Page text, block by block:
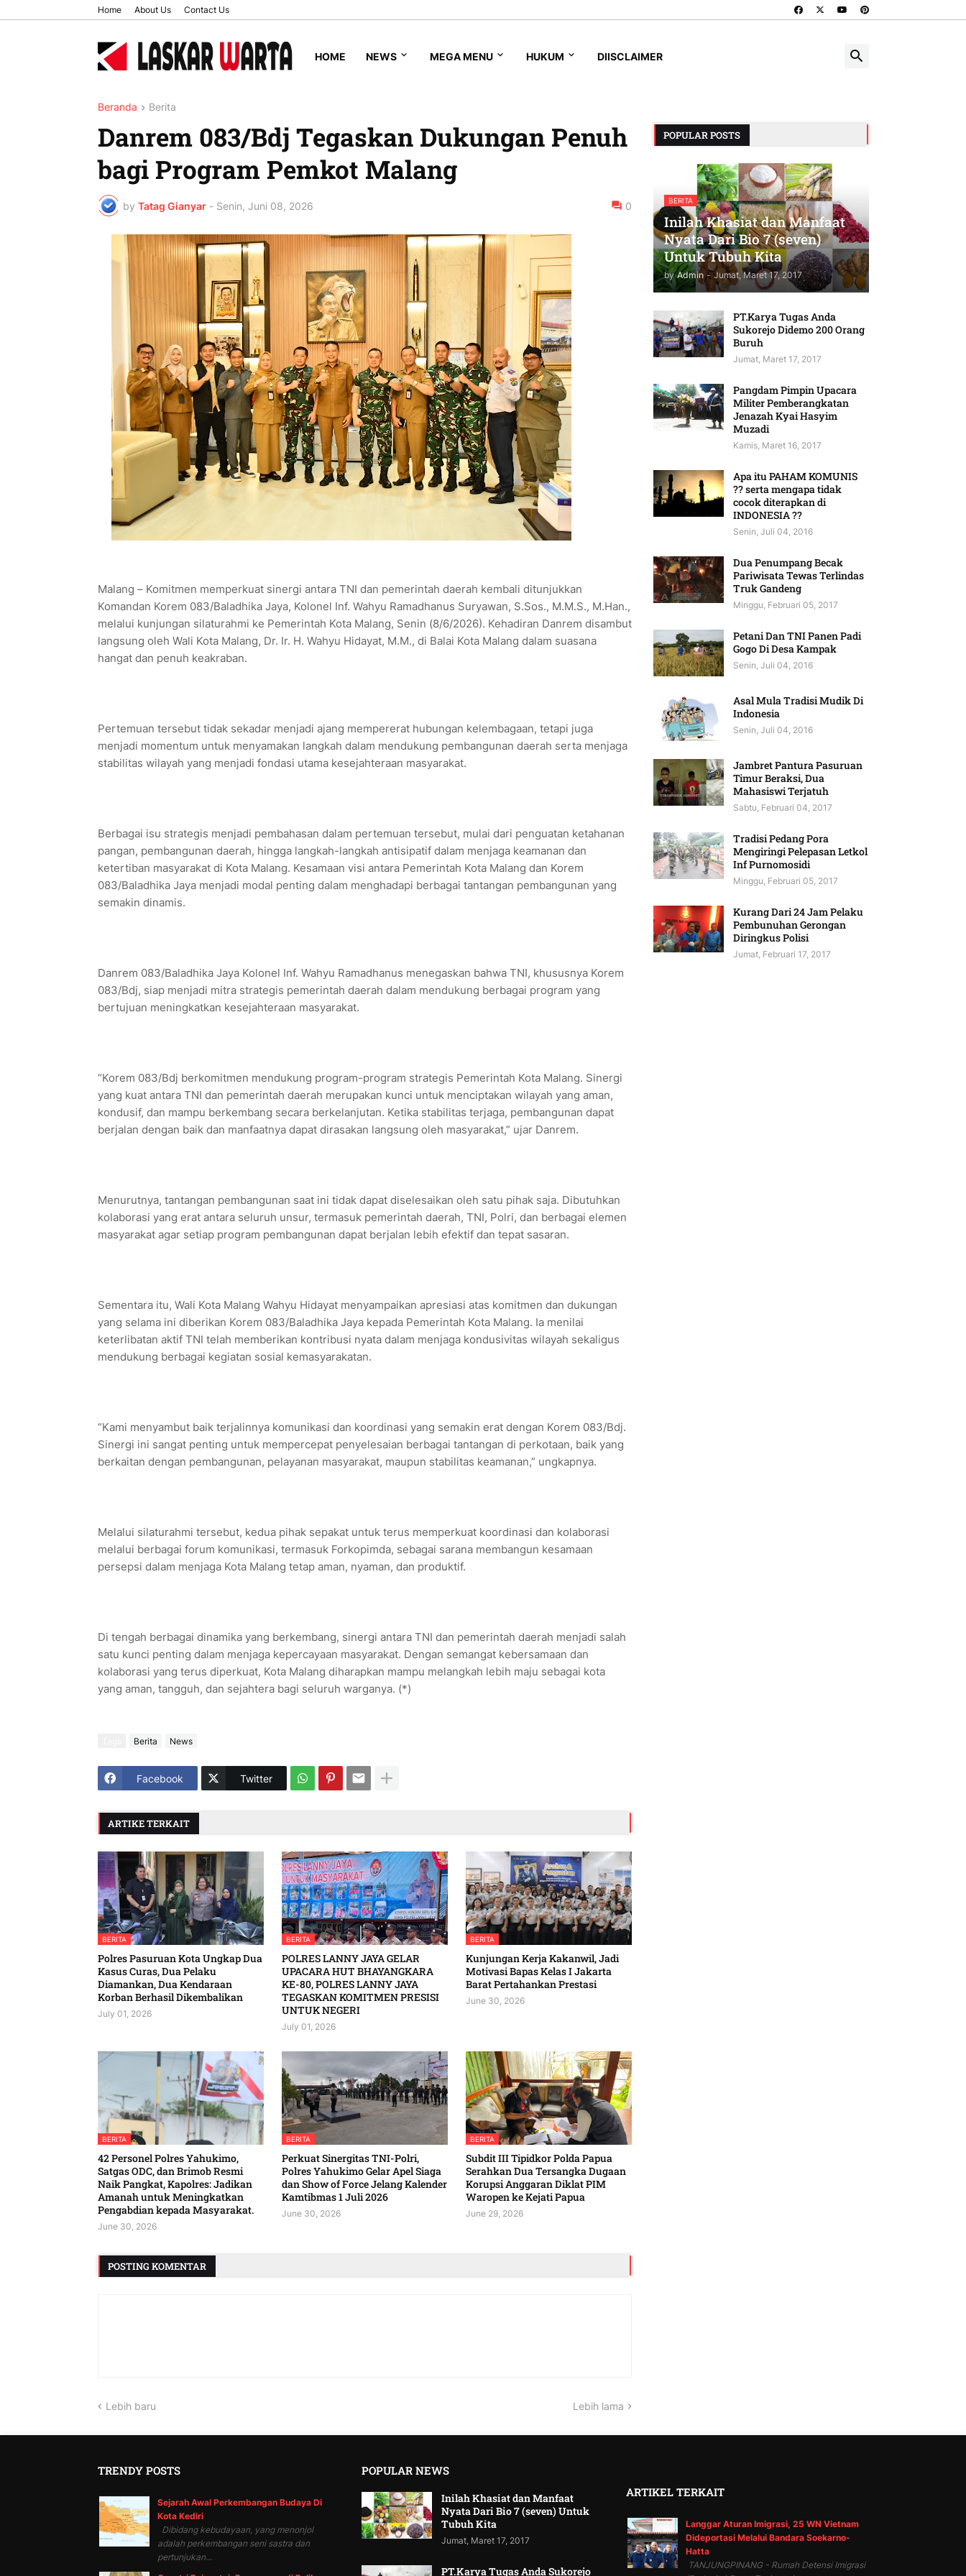
Home About Us Contact Us
HOME NEWS MEGA MENU HUKUM DIISCLAIMER
Beranda Berita
Danrem 083/Bdj Tegaskan Dukungan Penuh
bagi Program Pemkot Malang
by Tatag Gianyar - Senin, Juni 08, 2026 0
Malang – Komitmen memperkuat sinergi antara TNI dan pemerintah daerah kembali ditunjukkan
Komandan Korem 083/Baladhika Jaya, Kolonel Inf. Wahyu Ramadhanus Suryawan, S.Sos., M.M.S., M.Han.,
melalui kunjungan silaturahmi ke Pemerintah Kota Malang, Senin (8/6/2026). Kehadiran Danrem disambut
langsung oleh Wali Kota Malang, Dr. Ir. H. Wahyu Hidayat, M.M., di Balai Kota Malang dalam suasana
hangat dan penuh keakraban.
Pertemuan tersebut tidak sekadar menjadi ajang mempererat hubungan kelembagaan, tetapi juga
menjadi momentum untuk menyamakan langkah dalam mendukung pembangunan daerah serta menjaga
stabilitas wilayah yang menjadi fondasi utama kesejahteraan masyarakat.
Berbagai isu strategis menjadi pembahasan dalam pertemuan tersebut, mulai dari penguatan ketahanan
pangan, pembangunan daerah, hingga langkah-langkah antisipatif dalam menjaga keamanan dan
ketertiban masyarakat di Kota Malang. Kesamaan visi antara Pemerintah Kota Malang dan Korem
083/Baladhika Jaya menjadi modal penting dalam menghadapi berbagai tantangan pembangunan yang
semakin dinamis.
Danrem 083/Baladhika Jaya Kolonel Inf. Wahyu Ramadhanus menegaskan bahwa TNI, khususnya Korem
083/Bdj, siap menjadi mitra strategis pemerintah daerah dalam mendukung berbagai program yang
bertujuan meningkatkan kesejahteraan masyarakat.
“Korem 083/Bdj berkomitmen mendukung program-program strategis Pemerintah Kota Malang. Sinergi
yang kuat antara TNI dan pemerintah daerah merupakan kunci untuk menciptakan wilayah yang aman,
kondusif, dan mampu berkembang secara berkelanjutan. Ketika stabilitas terjaga, pembangunan dapat
berjalan dengan baik dan manfaatnya dapat dirasakan langsung oleh masyarakat,” ujar Danrem.
Menurutnya, tantangan pembangunan saat ini tidak dapat diselesaikan oleh satu pihak saja. Dibutuhkan
kolaborasi yang erat antara seluruh unsur, termasuk pemerintah daerah, TNI, Polri, dan berbagai elemen
masyarakat agar setiap program pembangunan dapat berjalan lebih efektif dan tepat sasaran.
Sementara itu, Wali Kota Malang Wahyu Hidayat menyampaikan apresiasi atas komitmen dan dukungan
yang selama ini diberikan Korem 083/Baladhika Jaya kepada Pemerintah Kota Malang. Ia menilai
keterlibatan aktif TNI telah memberikan kontribusi nyata dalam menjaga kondusivitas wilayah sekaligus
mendukung berbagai kegiatan sosial kemasyarakatan.
“Kami menyambut baik terjalinnya komunikasi dan koordinasi yang semakin erat dengan Korem 083/Bdj.
Sinergi ini sangat penting untuk mempercepat penyelesaian berbagai tantangan di perkotaan, baik yang
berkaitan dengan pembangunan, pelayanan masyarakat, maupun stabilitas keamanan,” ungkapnya.
Melalui silaturahmi tersebut, kedua pihak sepakat untuk terus memperkuat koordinasi dan kolaborasi
melalui berbagai forum komunikasi, termasuk Forkopimda, sebagai sarana membangun kesamaan
persepsi dalam menjaga Kota Malang tetap aman, nyaman, dan produktif.
Di tengah berbagai dinamika yang berkembang, sinergi antara TNI dan pemerintah daerah menjadi salah
satu kunci penting dalam menjaga kepercayaan masyarakat. Dengan semangat kebersamaan dan
kolaborasi yang terus diperkuat, Kota Malang diharapkan mampu melangkah lebih maju sebagai kota
yang aman, tangguh, dan sejahtera bagi seluruh warganya. (*)
Berita News
Facebook Twitter
ARTIKE TERKAIT
BERITA
Polres Pasuruan Kota Ungkap Dua
Kasus Curas, Dua Pelaku
Diamankan, Dua Kendaraan
Korban Berhasil Dikembalikan
July 01, 2026
BERITA
POLRES LANNY JAYA GELAR
UPACARA HUT BHAYANGKARA
KE-80, POLRES LANNY JAYA
TEGASKAN KOMITMEN PRESISI
UNTUK NEGERI
July 01, 2026
BERITA
Kunjungan Kerja Kakanwil, Jadi
Motivasi Bapas Kelas I Jakarta
Barat Pertahankan Prestasi
June 30, 2026
BERITA
42 Personel Polres Yahukimo,
Satgas ODC, dan Brimob Resmi
Naik Pangkat, Kapolres: Jadikan
Amanah untuk Meningkatkan
Pengabdian kepada Masyarakat. ‎
June 30, 2026
BERITA
‎Perkuat Sinergitas TNI-Polri,
Polres Yahukimo Gelar Apel Siaga
dan Show of Force Jelang Kalender
Kamtibmas 1 Juli 2026 ‎ ‎
June 30, 2026
BERITA
Subdit III Tipidkor Polda Papua
Serahkan Dua Tersangka Dugaan
Korupsi Anggaran Diklat PIM
Waropen ke Kejati Papua
June 29, 2026
POSTING KOMENTAR
Lebih baru Lebih lama
POPULAR POSTS
BERITA
Inilah Khasiat dan Manfaat
Nyata Dari Bio 7 (seven)
Untuk Tubuh Kita
by Admin - Jumat, Maret 17, 2017
PT.Karya Tugas Anda
Sukorejo Didemo 200 Orang
Buruh
Jumat, Maret 17, 2017
Pangdam Pimpin Upacara
Militer Pemberangkatan
Jenazah Kyai Hasyim
Muzadi
Kamis, Maret 16, 2017
Apa itu PAHAM KOMUNIS
?? serta mengapa tidak
cocok diterapkan di
INDONESIA ??
Senin, Juli 04, 2016
Dua Penumpang Becak
Pariwisata Tewas Terlindas
Truk Gandeng
Minggu, Februari 05, 2017
Petani Dan TNI Panen Padi
Gogo Di Desa Kampak
Senin, Juli 04, 2016
Asal Mula Tradisi Mudik Di
Indonesia
Senin, Juli 04, 2016
Jambret Pantura Pasuruan
Timur Beraksi, Dua
Mahasiswi Terjatuh
Sabtu, Februari 04, 2017
Tradisi Pedang Pora
Mengiringi Pelepasan Letkol
Inf Purnomosidi
Minggu, Februari 05, 2017
Kurang Dari 24 Jam Pelaku
Pembunuhan Gerongan
Diringkus Polisi
Jumat, Februari 17, 2017
TRENDY POSTS
Sejarah Awal Perkembangan Budaya Di
Kota Kediri
Dibidang kebudayaan, yang menonjol
adalah perkembangan seni sastra dan
pertunjukan...
POPULAR NEWS
Inilah Khasiat dan Manfaat
Nyata Dari Bio 7 (seven) Untuk
Tubuh Kita
Jumat, Maret 17, 2017
PT.Karya Tugas Anda Sukorejo
ARTIKEL TERKAIT
Langgar Aturan Imigrasi, 25 WN Vietnam
Dideportasi Melalui Bandara Soekarno-
Hatta
TANJUNGPINANG - Rumah Detensi Imigrasi